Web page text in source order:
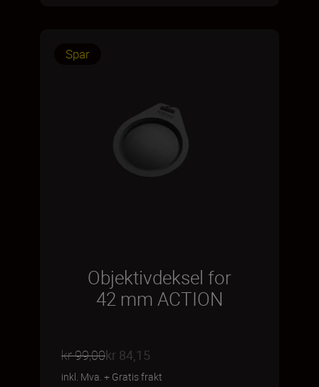
Spar
Objektivdeksel for
42 mm ACTION
kr 99,00kr 84,15
inkl. Mva. + Gratis frakt